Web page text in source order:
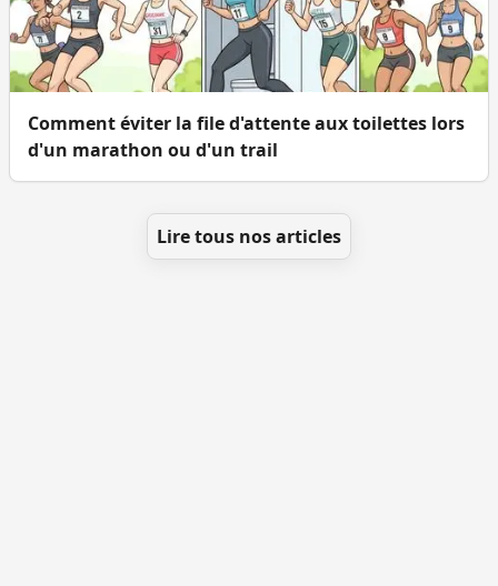
Comment éviter la file d'attente aux toilettes lors
d'un marathon ou d'un trail
Lire tous nos articles